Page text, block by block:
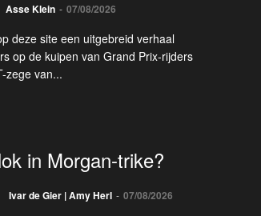
Asse Klein - 07/08/2026
deze site een uitgebreid verhaal
op de kuipen van Grand Prix-rijders
zege van...
in Morgan-trike?
Ivar de Gier | Amy Herl - 07/08/2026